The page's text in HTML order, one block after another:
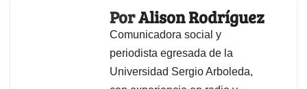
PorAlison Rodríguez
Comunicadora social y
periodista egresada de la
Universidad Sergio Arboleda,